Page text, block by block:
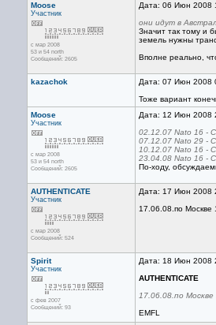
Moose
Участник
с мар 2008
53 и 54 north
Сообщений: 2605
Дата: 06 Июн 2008
они идут в
Значит так тому и
земель нужны
Вполне реально,
kazachok Дата: 07 Июн 2008
Тоже вариант
Moose
Участник
с мар 2008
53 и 54 north
Сообщений: 2605
Дата: 12 Июн 2008
02.12.07 Nato 16 -
07.12.07 Nato 29 -
10.12.07 Nato 16 -
23.04.08 Nato 16 -
По-ходу,
AUTHENTICATE
Участник
с мар 2008
Сообщений: 524
Дата: 17 Июн 2008
17.06.08.по Москве
Spirit
Участник
с фев 2007
Сообщений: 93
Дата: 18 Июн 2008
AUTHENTICATE
17.06.08.по Москве
EMFL